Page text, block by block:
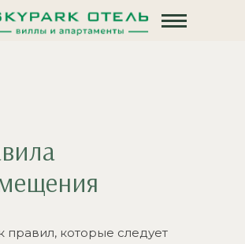
правил, которые следует